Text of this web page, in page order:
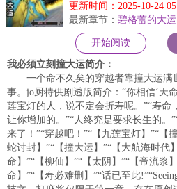
更新时间：2025-10-24
最新章节： 碧格蕾的大运
开始阅读
我必须立刻撞大运简介：
一个命不久矣的穿越者靠撞大运
事。jo厨特供剧透版简介：“你相信‘天
莲宝灯的人，说不定会折寿呢。”“寿命
让你增加的。”“人终究是要求长生的。
来了！”“穿越吧！”“【九莲宝灯】”“【
蛇讨封】”“【撞大运】”“【大航海时代
命】”“【柳仙】”“【太阴】”“【帝流浆
命】”“【寿必难删】”“话已至此